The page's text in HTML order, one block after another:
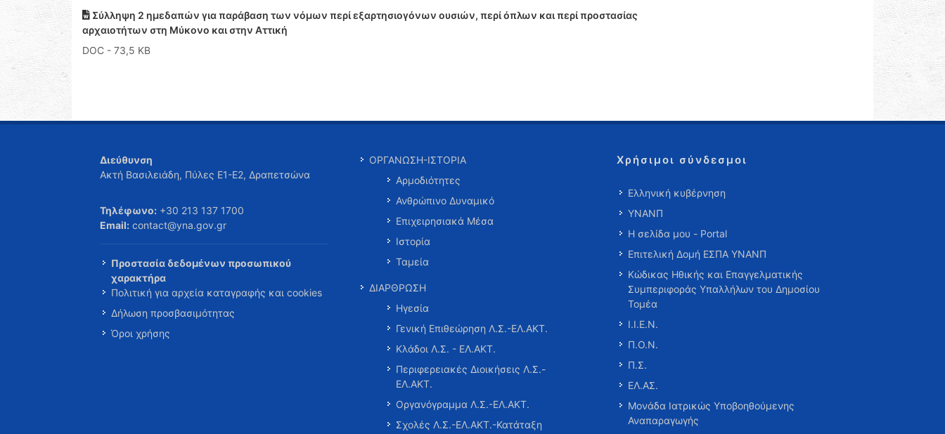
Σύλληψη 2 ημεδαπών για παράβαση των νόμων περί εξαρτησιογόνων ουσιών, περί όπλων και περί προστασίας
αρχαιοτήτων στη Μύκονο και στην Αττική
DOC - 73,5 KB
Διεύθυνση
Ακτή Βασιλειάδη, Πύλες Ε1-Ε2, Δραπετσώνα
Τηλέφωνο: +30 213 137 1700
Email: contact@yna.gov.gr
Προστασία δεδομένων προσωπικού
χαρακτήρα
Πολιτική για αρχεία καταγραφής και cookies
Δήλωση προσβασιμότητας
Όροι χρήσης
ΟΡΓΑΝΩΣΗ-ΙΣΤΟΡΙΑ
Αρμοδιότητες
Ανθρώπινο Δυναμικό
Επιχειρησιακά Μέσα
Ιστορία
Ταμεία
ΔΙΑΡΘΡΩΣΗ
Ηγεσία
Γενική Επιθεώρηση Λ.Σ.-ΕΛ.ΑΚΤ.
Κλάδοι Λ.Σ. - ΕΛ.ΑΚΤ.
Περιφερειακές Διοικήσεις Λ.Σ.-
ΕΛ.ΑΚΤ.
Οργανόγραμμα Λ.Σ.-ΕΛ.ΑΚΤ.
Σχολές Λ.Σ.-ΕΛ.ΑΚΤ.-Κατάταξη
Χρήσιμοι σύνδεσμοι
Ελληνική κυβέρνηση
ΥΝΑΝΠ
Η σελίδα μου - Portal
Επιτελική Δομή ΕΣΠΑ ΥΝΑΝΠ
Κώδικας Ηθικής και Επαγγελματικής
Συμπεριφοράς Υπαλλήλων του Δημοσίου
Τομέα
Ι.Ι.Ε.Ν.
Π.Ο.Ν.
Π.Σ.
ΕΛ.ΑΣ.
Μονάδα Ιατρικώς Υποβοηθούμενης
Αναπαραγωγής